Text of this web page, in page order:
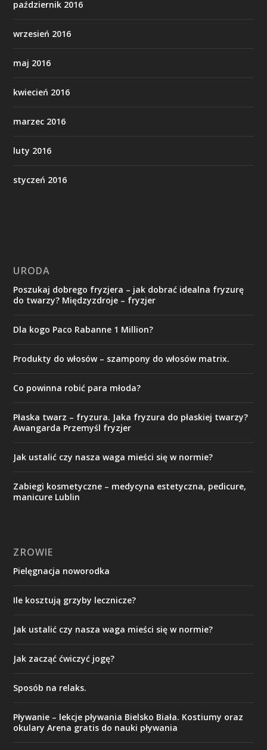
październik 2016
wrzesień 2016
maj 2016
kwiecień 2016
marzec 2016
luty 2016
styczeń 2016
URODA
Poszukaj dobrego fryzjera – jak dobrać idealna fryzurę
do twarzy? Międzyzdroje – fryzjer
Dla kogo Paco Rabanne 1 Million?
Produkty do włosów – szampony do włosów matrix.
Co powinna robić para młoda?
Płaska twarz – fryzura. Jaka fryzura do płaskiej twarzy?
Awangarda Przemyśl fryzjer
Jak ustalić czy nasza waga mieści się w normie?
Zabiegi kosmetyczne – medycyna estetyczna, pedicure,
manicure Lublin
ZROWIE
Pielęgnacja noworodka
Ile kosztują grzyby lecznicze?
Jak ustalić czy nasza waga mieści się w normie?
Jak zacząć ćwiczyć jogę?
Sposób na relaks.
Pływanie – lekcje pływania Bielsko Biała. Kostiumy oraz
okulary Arena gratis do nauki pływania